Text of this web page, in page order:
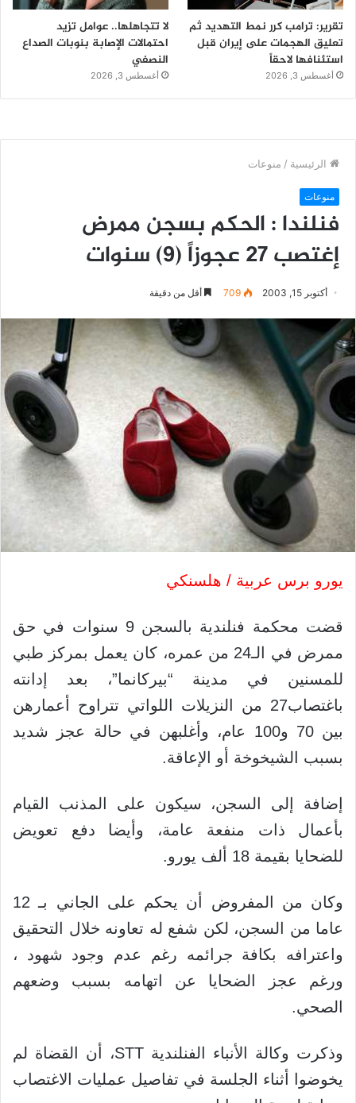
تقرير: ترامب كرر نمط التهديد ثم
تعليق الهجمات على إيران قبل
استئنافها لاحقاً
أغسطس 3, 2026
لا تتجاهلها.. عوامل تزيد
احتمالات الإصابة بنوبات الصداع
النصفي
أغسطس 3, 2026